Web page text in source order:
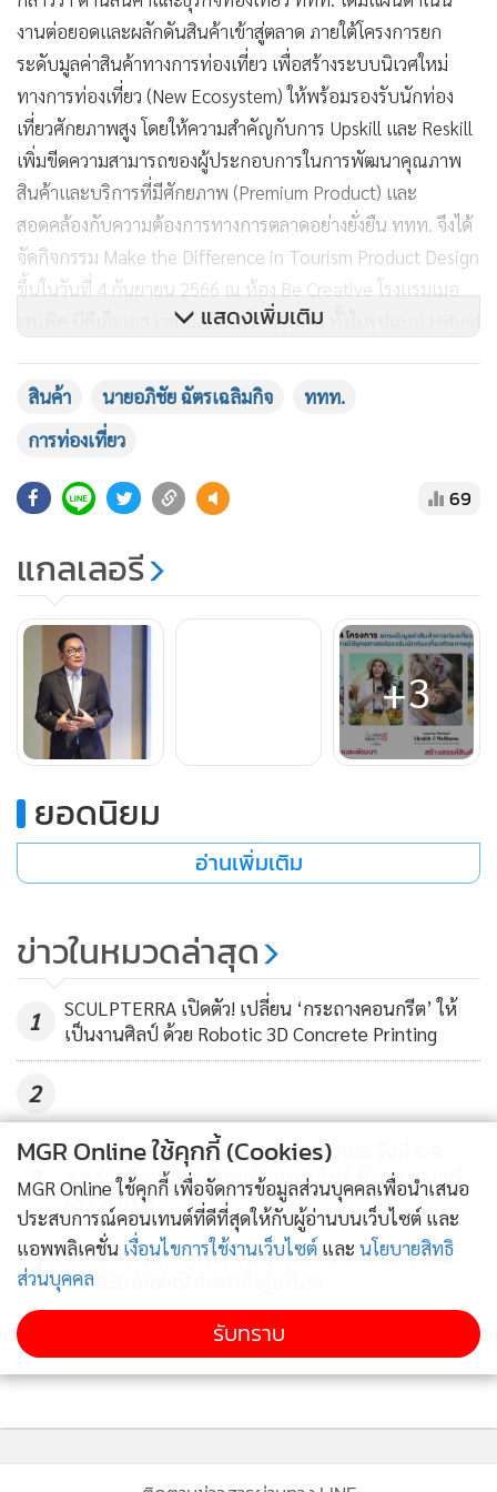
งานต่อยอดและผลักดันสินค้าเข้าสู่ตลาด ภายใต้โครงการยก
ระดับมูลค่าสินค้าทางการท่องเที่ยว เพื่อสร้างระบบนิเวศใหม่
ทางการท่องเที่ยว (New Ecosystem) ให้พร้อมรองรับนักท่อง
เที่ยวศักยภาพสูง โดยให้ความสำคัญกับการ Upskill และ Reskill
เพิ่มขีดความสามารถของผู้ประกอบการในการพัฒนาคุณภาพ
สินค้าและบริการที่มีศักยภาพ (Premium Product) และ
สอดคล้องกับความต้องการทางการตลาดอย่างยั่งยืน ททท. จึงได้
จัดกิจกรรม Make the Difference in Tourism Product Design
ขึ้นในวันที่ 4 กันยายน 2566 ณ ห้อง Be Creative โรงแรมเมอ
เวนพิค บีดีเอ็มเอส เวลเนส รีสอร์ท กรุงเทพ ทั้งในรูปแบบ Hybrid
Page : Tourism Product เพื่ออัปเดตข้อมูลสินค้าการท่องเที่ยว
(Product Briefing) นำเสนอผลการดำเนินงานในการสร้างสรรค์
และส่งเสริม สินค้าการท่องเที่ยวที่มีคุณภาพในช่วงปีที่ผ่านมา
นอกจากนี้ยังเปิดเวทีสำหรับระดมความคิดเห็นและรับฟังข้อ
เสนอแนะจากหน่วยงานภาครัฐและเอกชน รวมทั้งผู้ประกอบการ
Design พร้อมกันนี้ยังได้เชิญกองบัญชาการตำรวจท่องเที่ยวเข้า
ร่วมบรรยายถึงมาตรการการดูแลความปลอดภัยด้านการท่อง
เที่ยว เพื่อเป็นประโยชน์ในการพัฒนาและสร้างสรรค์รูปแบบ
สินค้าการท่องเที่ยวที่ตรงกับความต้องการของกลุ่มเป้าหมาย
ทางการตลาดอย่างมีประสิทธิภาพ เสริมสร้างความมั่นใจให้ผู้
ประกอบการ และยกระดับการท่องเที่ยวสู่มาตรฐานความยั่งยืน
พลตำรวจตรี อภิชาติ สุริบุญญา รองผู้บัญชาการตำรวจท่องเที่ยว
กล่าวว่า ความเชื่อมั่นด้านความปลอดภัยเป็นปัจจัยชี้วัดคุณภาพ
การท่องเที่ยวไทย โดยกองบัญชาการตํารวจท่องเที่ยว (บก.ทท.)
ตระหนักถึงความสำคัญของการดูแลความปลอดภัยและเสริม
สร้างความมั่นใจในการเดินทางของนักท่องเที่ยว โดยได้ดำเนิน
งานร่วมกับ ททท. ในการเฝ้าระวังและดูแลความปลอดภัยด้าน
การท่องเที่ยวให้เป็นไปด้วยความสะดวกและเรียบร้อย จัดกำลัง
เจ้าหน้าที่ลงตรวจตราพื้นที่ และนำเครื่องมือเทคโนโลยีเข้ามา
มั่นให้กับนักท่องเที่ยวและผู้ประกอบการ รวมถึงสร้างมาตรฐาน
ความปลอดภัยในการเดินทางท่องเที่ยวในประเทศไทย อันจะเป็น
แสดงเพิ่มเติม
สินค้า นายอภิชัย ฉัตรเฉลิมกิจ
ททท.
การท่องเที่ยว
69
แกลเลอรี
+3
ยอดนิยม
อ่านเพิ่มเติม
ข่าวในหมวดล่าสุด
1
SCULPTERRA เปิดตัว! เปลี่ยน ‘กระถางคอนกรีต’ ให้
เป็นงานศิลป์ ด้วย Robotic 3D Concrete Printing
2
3
Franchise Expo Thailand & TESE 2026 วันที่ 6-9
ส.ค.69 เมืองทองธานี พบทัพแฟรนไชส์ ซัพพลายเออร์
กว่า 250 บูธ
4
เซเว่นฯ หนุนชาวสวนลำไย 3 จังหวัดภาคเหนือ รับซื้อ
กว่า 830 ตันต่อปี ส่งตรงถึงผู้บริโภค
ข่าวอื่นในหมวด
MGR Online ใช้คุกกี้ (Cookies)
MGR Online ใช้คุกกี้ เพื่อจัดการข้อมูลส่วนบุคคลเพื่อนำเสนอ
ประสบการณ์คอนเทนต์ที่ดีที่สุดให้กับผู้อ่านบนเว็บไซต์ และ
แอพพลิเคชั่น เงื่อนไขการใช้งานเว็บไซต์ และ นโยบายสิทธิ
ส่วนบุคคล
รับทราบ